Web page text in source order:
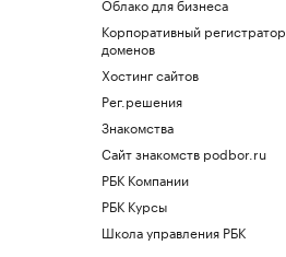
Корпоративный регистратор
доменов
Хостинг сайтов
Рег.решения
Знакомства
Сайт знакомств podbor.ru
РБК Компании
РБК Курсы
Школа управления РБК